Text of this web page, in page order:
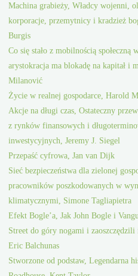
Machina grabieży, Władcy wojenni,
korporacje, przemytnicy i kradzież
Burgis
Co się stało z mobilnością społeczną
arystokracja ma blokadę na kapitał i
Milanović
Życie w realnej gospodarce, Harold
Akcje na długi czas, Ostateczny
z rynków finansowych i
inwestycyjnych, Jeremy J. Siegel
Przepaść cyfrowa, Jan van Dijk
Sieć bezpieczeństwa dla zielonej
pracowników poszkodowanych w
klimatycznymi, Simone Tagliapietra
Efekt Bogle’a, Jak John Bogle i
Street do góry nogami i
Eric Balchunas
Stworzone od podstaw, Legendarna